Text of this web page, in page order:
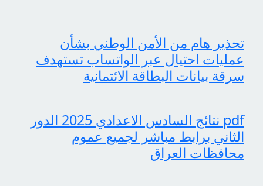
تحذير هام من الأمن الوطني بشأن
عمليات احتيال عبر الواتساب تستهدف
سرقة بيانات البطاقة الائتمانية
pdf نتائج السادس الاعدادي 2025 الدور
الثاني برابط مباشر لجميع عموم
محافظات العراق